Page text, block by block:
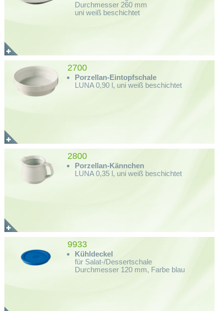
Durchmesser 260 mm
uni weiß beschichtet
2700
Porzellan-Eintopfschale
LUNA 0,90 l, uni weiß beschichtet
2800
Porzellan-Kännchen
LUNA 0,35 l, uni weiß beschichtet
9933
Kühldeckel
für Salat-/Dessertschale
Durchmesser 120 mm, Farbe blau